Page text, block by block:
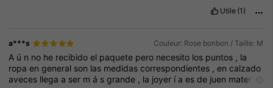
Utile (1)
a***s Couleur: Rose bonbon / Taille: M
A ú n no he recibidoel paquete pero necesito los puntos , la
ropaengeneral son las medidascorrespondientes ,encalzado
aveces llega a ser m á sgrande , la joyer í aesde juen material